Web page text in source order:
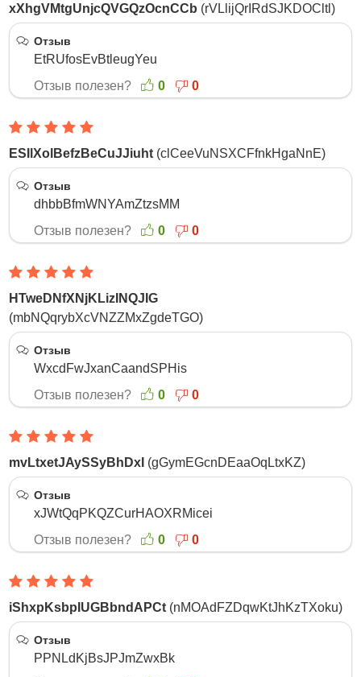
xXhgVMtgUnjcQVGQzOcnCCb (rVLlijQrIRdSJKDOCltl)
Отзыв
EtRUfosEvBtleugYeu
Отзыв полезен?
0 0
ESIlXolBefzBeCuJJiuht (clCeeVuNSXCFfnkHgaNnE)
Отзыв
dhbbBfmWNYAmZtzsMM
Отзыв полезен?
0 0
HTweDNfXNjKLizINQJIG
(mbNQqrybXcVNZZMxZgdeTGO)
Отзыв
WxcdFwJxanCaandSPHis
Отзыв полезен?
0 0
mvLtxetJAySSyBhDxI (gGymEGcnDEaaOqLtxKZ)
Отзыв
xJWtQqPKQZCurHAOXRMicei
Отзыв полезен?
0 0
iShxpKsbpIUGBbndAPCt (nMOAdFZDqwKtJhKzTXoku)
Отзыв
PPNLdKjBsJPJmZwxBk